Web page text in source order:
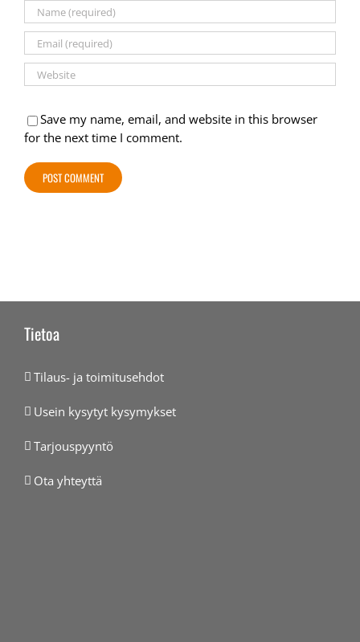
Save my name, email, and website in this browser
for the next time I comment.
Tietoa
Tilaus- ja toimitusehdot
Usein kysytyt kysymykset
Tarjouspyyntö
Ota yhteyttä